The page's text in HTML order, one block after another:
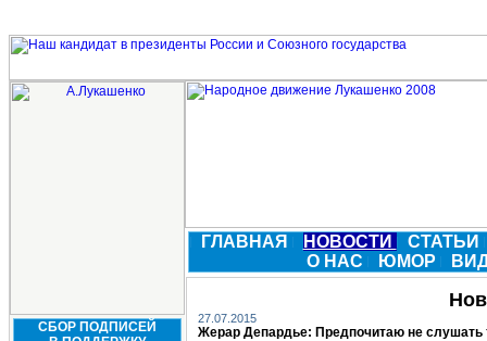
СБОР ПОДПИСЕЙ
ГЛАВНАЯ НОВОСТИ
СТАТЬИ
О НАС
ЮМОР
27.07.2015
Жерар Депардье: Предпочитаю не слушать